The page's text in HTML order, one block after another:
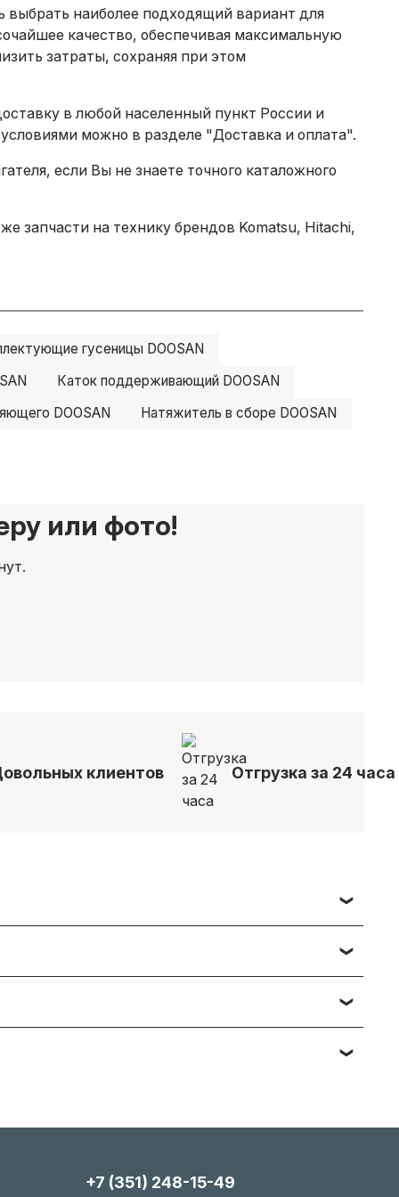
выбрать наиболее подходящий вариант для
качество, обеспечивая максимальную
затраты, сохраняя при этом
в любой населенный пункт России и
можно в разделе "Доставка и оплата".
если Вы не знаете точного каталожного
запчасти на технику брендов Komatsu, Hitachi,
гусеницы DOOSAN
Каток поддерживающий DOOSAN
DOOSAN
Натяжитель в сборе DOOSAN
или фото!
клиентов Отгрузка за 24 часа
+7 (351) 248-15-49